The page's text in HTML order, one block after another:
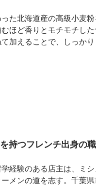
た北海道産の高級小麦
ほど香りとモチモチし
て加えることで、しっか
持つフレンチ出身の職
経験のある店主は、ミ
メンの道を志す。千葉